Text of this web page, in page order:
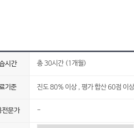
시간 총 30시간 (1개월)
기준 진도 80% 이상 , 평가 합산 60점 이
전문가 -